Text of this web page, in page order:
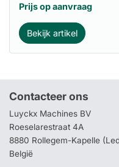
Prijs op aanvraag
Bekijk artikel
Contacteer ons
Luyckx Machines BV
Roeselarestraat 4A
8880 Rollegem-Kapelle
België